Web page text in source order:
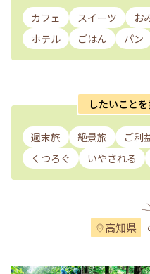
カフェ スイーツ お
ホテル
ごはん パン
したいこと
週末旅 絶景旅 ご利
くつろぐ
いやされる
高知県